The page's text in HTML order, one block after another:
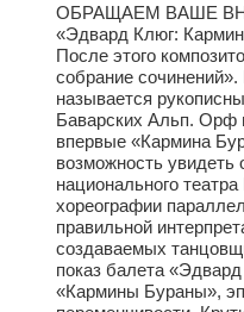
ОБРАЩАЕМ ВАШЕ
«Эдвард Клюг:
После этого
собрание
называется
Баварских Альп. Орф
впервые «Кармина
возможность увидеть
национального
хореографии
правильной
создаваемых
показ балета
«Кармины Бураны»,